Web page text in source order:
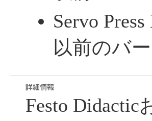
Servo
以前のバ
Festo Didactic